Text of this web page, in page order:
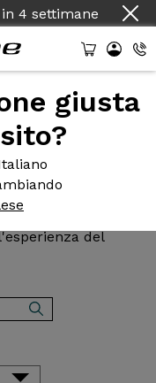
in 4 settimane
giusta
dei
Road,
del